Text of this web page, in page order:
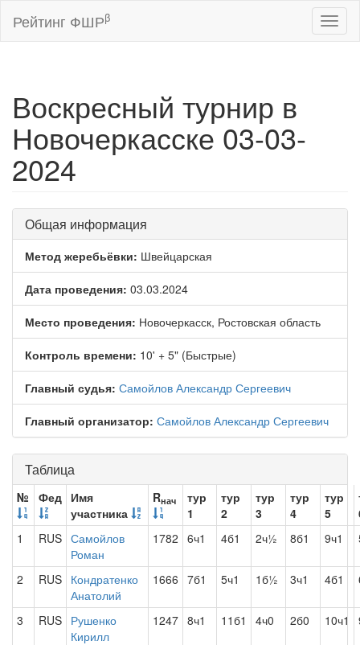
Рейтинг ФШРβ
Воскресный турнир в
Новочеркасске 03-03-
2024
Общая информация
Метод жеребьёвки: Швейцарская
Дата проведения: 03.03.2024
Место проведения: Новочеркасск, Ростовская область
Контроль времени: 10' + 5" (Быстрые)
Главный судья: Самойлов Александр Сергеевич
Главный организатор: Самойлов Александр Сергеевич
Таблица
№ Фед Имя
участника
Rнач
тур
1
тур
2
тур
3
тур
4
тур
5
1
RUS Самойлов
Роман
1782 6ч1 4б1 2ч½ 8б1 9ч1
2 RUS Кондратенко
Анатолий
1666 7б1 5ч1 1б½ 3ч1 4б1
3 RUS Рушенко
Кирилл
1247 8ч1 11б1 4ч0 2б0 10ч1